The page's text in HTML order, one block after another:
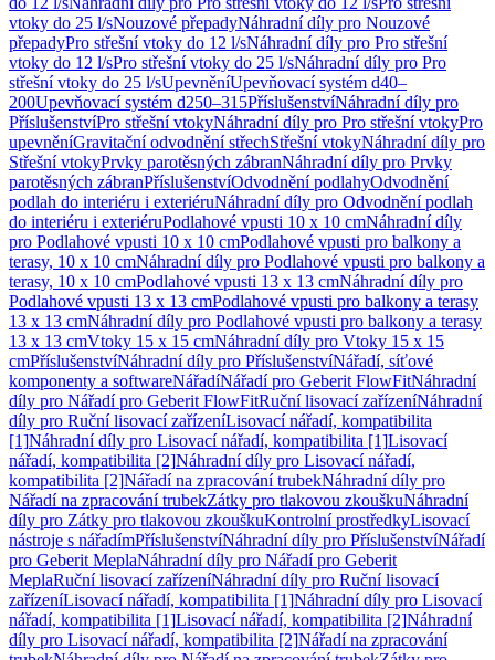
vtoky do 25 l/sNouzové přepadyNáhradní díly pro Nouzové
přepadyPro střešní vtoky do 12 l/sNáhradní díly pro Pro střešní
vtoky do 12 l/sPro střešní vtoky do 25 l/sNáhradní díly pro Pro
střešní vtoky do 25 l/sUpevněníUpevňovací systém d40–
200Upevňovací systém d250–315PříslušenstvíNáhradní díly pro
PříslušenstvíPro střešní vtokyNáhradní díly pro Pro střešní vtokyPro
upevněníGravitační odvodnění střechStřešní vtokyNáhradní díly pro
Střešní vtokyPrvky parotěsných zábranNáhradní díly pro Prvky
parotěsných zábranPříslušenstvíOdvodnění podlahyOdvodnění
podlah do interiéru i exteriéruNáhradní díly pro Odvodnění podlah
do interiéru i exteriéruPodlahové vpusti 10 x 10 cmNáhradní díly
pro Podlahové vpusti 10 x 10 cmPodlahové vpusti pro balkony a
terasy, 10 x 10 cmNáhradní díly pro Podlahové vpusti pro balkony a
terasy, 10 x 10 cmPodlahové vpusti 13 x 13 cmNáhradní díly pro
Podlahové vpusti 13 x 13 cmPodlahové vpusti pro balkony a terasy
13 x 13 cmNáhradní díly pro Podlahové vpusti pro balkony a terasy
13 x 13 cmVtoky 15 x 15 cmNáhradní díly pro Vtoky 15 x 15
cmPříslušenstvíNáhradní díly pro PříslušenstvíNářadí, síťové
komponenty a softwareNářadíNářadí pro Geberit FlowFitNáhradní
díly pro Nářadí pro Geberit FlowFitRuční lisovací zařízeníNáhradní
díly pro Ruční lisovací zařízeníLisovací nářadí, kompatibilita
[1]Náhradní díly pro Lisovací nářadí, kompatibilita [1]Lisovací
nářadí, kompatibilita [2]Náhradní díly pro Lisovací nářadí,
kompatibilita [2]Nářadí na zpracování trubekNáhradní díly pro
Nářadí na zpracování trubekZátky pro tlakovou zkouškuNáhradní
díly pro Zátky pro tlakovou zkouškuKontrolní prostředkyLisovací
nástroje s nářadímPříslušenstvíNáhradní díly pro PříslušenstvíNářadí
pro Geberit MeplaNáhradní díly pro Nářadí pro Geberit
MeplaRuční lisovací zařízeníNáhradní díly pro Ruční lisovací
zařízeníLisovací nářadí, kompatibilita [1]Náhradní díly pro Lisovací
nářadí, kompatibilita [1]Lisovací nářadí, kompatibilita [2]Náhradní
díly pro Lisovací nářadí, kompatibilita [2]Nářadí na zpracování